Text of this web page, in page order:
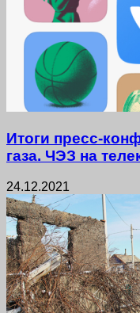
Итоги пресс-
газа. ЧЭЗ на
24.12.2021